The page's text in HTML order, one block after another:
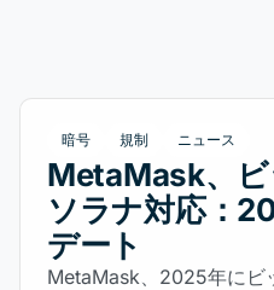
暗号 規制 ニュース
MetaMask、ビ
ソラナ対応：
デート
MetaMask、2025年にビ